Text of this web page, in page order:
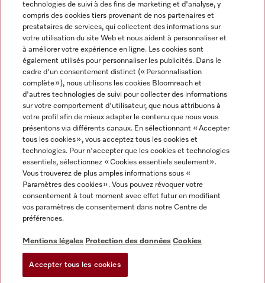
FRANCAIS
Informations légales
CGV
Conditions d’utilisation
Déclaration d'accessibilité
Digital Services Act
Miele sur Instagram
Miele sur Youtube
technologies de suivi à des fins de marketing et d'analyse, y
compris des cookies tiers provenant de nos partenaires et
prestataires de services, qui collectent des informations sur
votre utilisation du site Web et nous aident à personnaliser et
à améliorer votre expérience en ligne. Les cookies sont
également utilisés pour personnaliser les publicités. Dans le
cadre d'un consentement distinct (« Personnalisation
complète »), nous utilisons les cookies Bloomreach et
d'autres technologies de suivi pour collecter des informations
sur votre comportement d'utilisateur, que nous attribuons à
votre profil afin de mieux adapter le contenu que nous vous
présentons via différents canaux. En sélectionnant « Accepter
tous les cookies », vous acceptez tous les cookies et
technologies. Pour n'accepter que les cookies et technologies
essentiels, sélectionnez « Cookies essentiels seulement».
Vous trouverez de plus amples informations sous «
Paramètres des cookies ». Vous pouvez révoquer votre
consentement à tout moment avec effet futur en modifiant
vos paramètres de consentement dans notre Centre de
préférences.
Mentions légales Protection des données Cookies
Accepter tous les cookies